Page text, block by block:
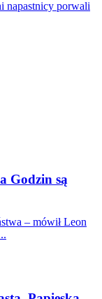
napastnicy porwali
Godzin są
– mówił Leon